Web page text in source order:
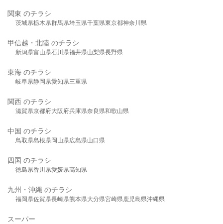
関東 のチラシ
茨城県栃木県群馬県埼玉県千葉県東京都神奈川県
甲信越・北陸 のチラシ
新潟県富山県石川県福井県山梨県長野県
東海 のチラシ
岐阜県静岡県愛知県三重県
関西 のチラシ
滋賀県京都府大阪府兵庫県奈良県和歌山県
中国 のチラシ
鳥取県島根県岡山県広島県山口県
四国 のチラシ
徳島県香川県愛媛県高知県
九州・沖縄 のチラシ
福岡県佐賀県長崎県熊本県大分県宮崎県鹿児島県沖縄県
スーパー